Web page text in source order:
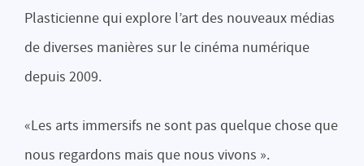
Plasticienne qui explore l’art des nouveaux médias
de diverses manières sur le cinéma numérique
depuis 2009.
«Les arts immersifs ne sont pas quelque chose que
nous regardons mais que nous vivons ».